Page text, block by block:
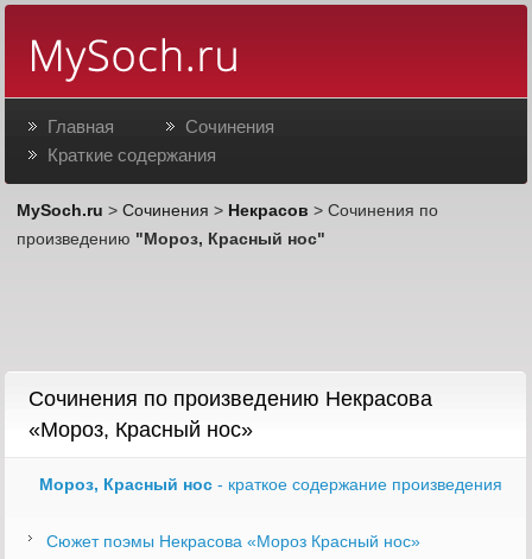
Главная
Сочинения
Краткие содержания
MySoch.ru >Сочинения > Некрасов > Сочинения по
произведению "Мороз, Красный нос"
Сочинения по произведению Некрасова
«Мороз, Красный нос»
Мороз, Красный нос - краткое содержание произведения
Сюжет поэмы Некрасова «Мороз Красный нос»